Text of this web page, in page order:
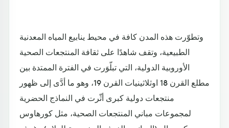
وتطوّرت هذه المدن كافة في محيط ينابيع المياه المعدنية
الطبيعية، وتقف شاهدًا على ثقافة المنتجعات الصحية
الأوروبية الدولية، التي تبلّوَرت في الفترة الممتدة بين
مطلع القرن 18 اوثلاثينيات القرن 19، وهو ما أدَّى إلى ظهور
منتجعات دولية كبرى أثّرت في النماذج الحضرية
لمجموعات مباني المنتجعات الصحية، مثل كورهاوس